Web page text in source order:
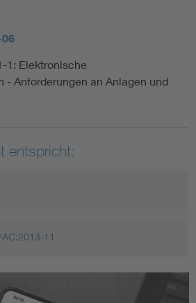
1: Elektronische
- Anforderungen an Anlagen und
entspricht:
11